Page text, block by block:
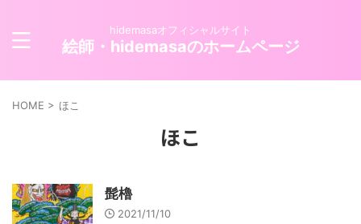
hidemasaオフィシャルサイト
絵師・hidemasaのホームページ
HOME > ほこ
ほこ
髭櫓
2021/11/10